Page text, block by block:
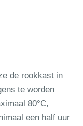
de rookkast in
te worden
80°C,
een half uur